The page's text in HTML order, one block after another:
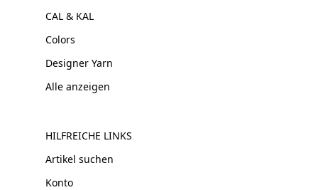
CAL & KAL
Colors
Designer Yarn
Alle anzeigen
HILFREICHE LINKS
Artikel suchen
Konto